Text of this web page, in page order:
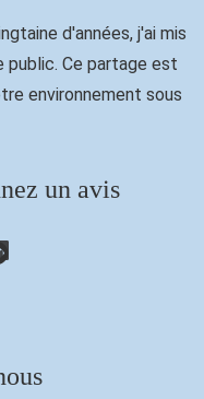
d'années, j'ai mis
public. Ce partage est
environnement sous
un avis